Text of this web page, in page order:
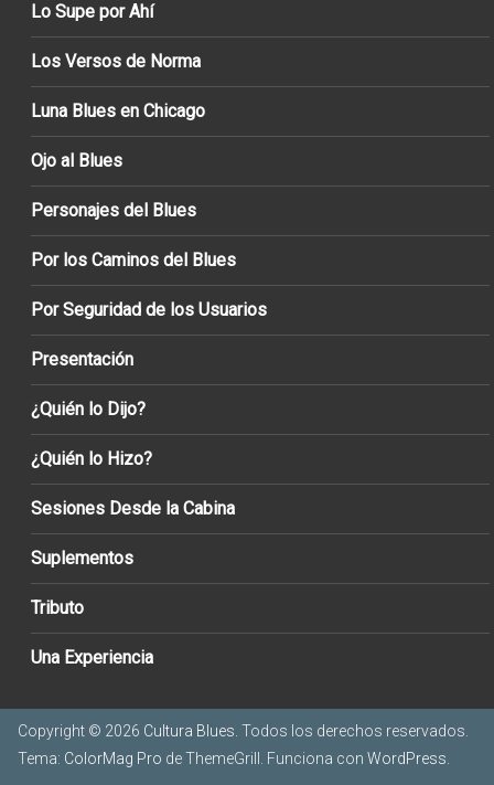
Lo Supe por Ahí
Los Versos de Norma
Luna Blues en Chicago
Ojo al Blues
Personajes del Blues
Por los Caminos del Blues
Por Seguridad de los Usuarios
Presentación
¿Quién lo Dijo?
¿Quién lo Hizo?
Sesiones Desde la Cabina
Suplementos
Tributo
Una Experiencia
Copyright © 2026 Cultura Blues . Todos los derechos reservados.
Tema: ColorMag Pro de ThemeGrill. Funciona con WordPress